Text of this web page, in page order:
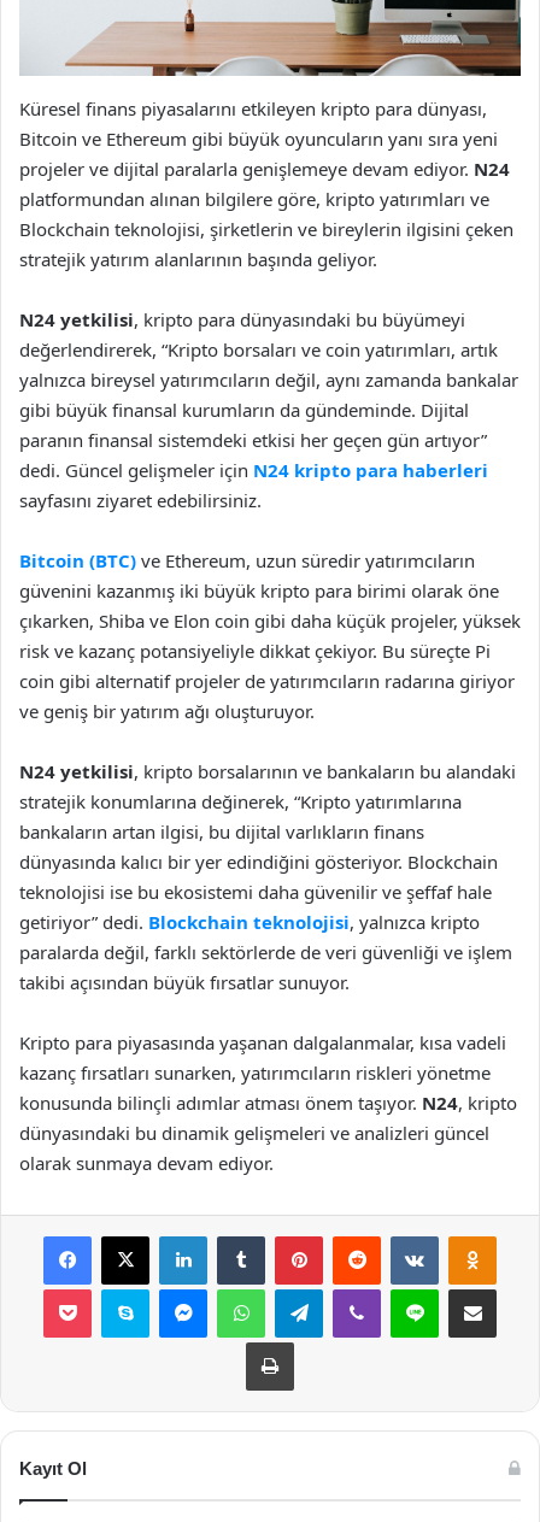
Küresel finans piyasalarını etkileyen kripto para dünyası,
Bitcoin ve Ethereum gibi büyük oyuncuların yanı sıra yeni
projeler ve dijital paralarla genişlemeye devam ediyor. N24
platformundan alınan bilgilere göre, kripto yatırımları ve
Blockchain teknolojisi, şirketlerin ve bireylerin ilgisini çeken
stratejik yatırım alanlarının başında geliyor.
N24 yetkilisi, kripto para dünyasındaki bu büyümeyi
değerlendirerek, “Kripto borsaları ve coin yatırımları, artık
yalnızca bireysel yatırımcıların değil, aynı zamanda bankalar
gibi büyük finansal kurumların da gündeminde. Dijital
paranın finansal sistemdeki etkisi her geçen gün artıyor”
dedi. Güncel gelişmeler için N24 kripto para haberleri
sayfasını ziyaret edebilirsiniz.
Bitcoin (BTC) ve Ethereum, uzun süredir yatırımcıların
güvenini kazanmış iki büyük kripto para birimi olarak öne
çıkarken, Shiba ve Elon coin gibi daha küçük projeler, yüksek
risk ve kazanç potansiyeliyle dikkat çekiyor. Bu süreçte Pi
coin gibi alternatif projeler de yatırımcıların radarına giriyor
ve geniş bir yatırım ağı oluşturuyor.
N24 yetkilisi, kripto borsalarının ve bankaların bu alandaki
stratejik konumlarına değinerek, “Kripto yatırımlarına
bankaların artan ilgisi, bu dijital varlıkların finans
dünyasında kalıcı bir yer edindiğini gösteriyor. Blockchain
teknolojisi ise bu ekosistemi daha güvenilir ve şeffaf hale
getiriyor” dedi. Blockchain teknolojisi, yalnızca kripto
paralarda değil, farklı sektörlerde de veri güvenliği ve işlem
takibi açısından büyük fırsatlar sunuyor.
Kripto para piyasasında yaşanan dalgalanmalar, kısa vadeli
kazanç fırsatları sunarken, yatırımcıların riskleri yönetme
konusunda bilinçli adımlar atması önem taşıyor. N24, kripto
dünyasındaki bu dinamik gelişmeleri ve analizleri güncel
olarak sunmaya devam ediyor.
Facebook
X LinkedInTumblr PinterestReddit VKontakte
Pocket Skype MessengerWhatsAppTelegramViber Line E-Posta ile
Yazdır
Kayıt Ol